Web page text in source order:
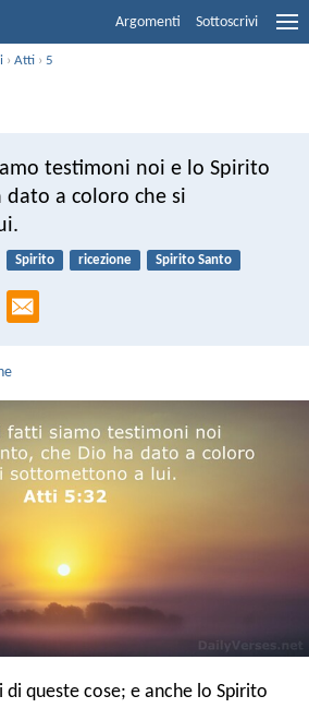
Argomenti Sottoscrivi
›Atti ›5
testimoni noi e lo Spirito
dato a coloro che si
Spirito ricezione Spirito Santo
queste cose; e anche lo Spirito